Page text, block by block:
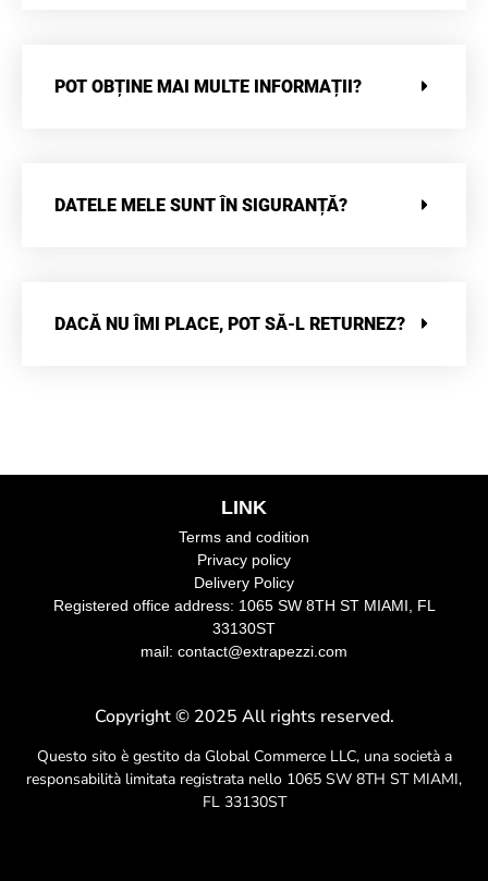
POT OBȚINE MAI MULTE INFORMAȚII?
DATELE MELE SUNT ÎN SIGURANȚĂ?
DACĂ NU ÎMI PLACE, POT SĂ-L RETURNEZ?
LINK
Terms and codition
Privacy policy
Delivery Policy
Registered office address: 1065 SW 8TH ST MIAMI, FL
33130ST
mail: contact@extrapezzi.com
Copyright © 2025 All rights reserved.
Questo sito è gestito da Global Commerce LLC, una società a
responsabilità limitata registrata nello 1065 SW 8TH ST MIAMI,
FL 33130ST